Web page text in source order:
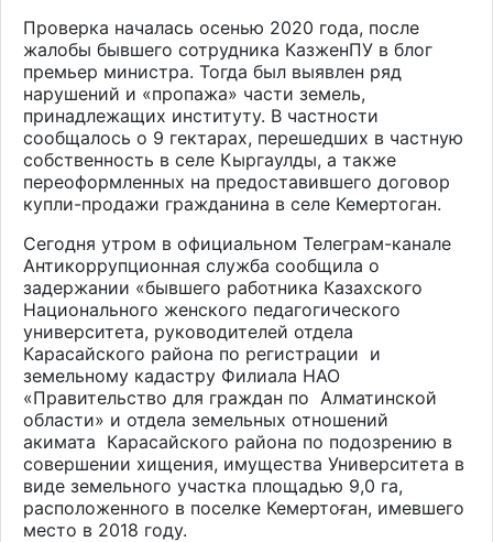
Проверка началась осенью 2020 года, после
жалобы бывшего сотрудника КазженПУ в блог
премьер министра. Тогда был выявлен ряд
нарушений и «пропажа» части земель,
принадлежащих институту. В частности
сообщалось о 9 гектарах, перешедших в частную
собственность в селе Кыргаулды, а также
переоформленных на предоставившего договор
купли-продажи гражданина в селе Кемертоган.
Сегодня утром в официальном Телеграм-канале
Антикоррупционная служба сообщила о
задержании «бывшего работника Казахского
Национального женского педагогического
университета, руководителей отдела
Карасайского района по регистрации и
земельному кадастру Филиала НАО
«Правительство для граждан по Алматинской
области» и отдела земельных отношений
акимата Карасайского района по подозрению в
совершении хищения, имущества Университета в
виде земельного участка площадью 9,0 га,
расположенного в поселке Кемертоған, имевшего
место в 2018 году.